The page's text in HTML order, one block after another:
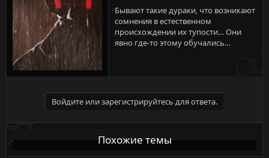
Бывают такие дураки, что возникают
сомнения в естественном
происхождении их тупости… Они
явно где-то этому обучались…
Войдите или зарегистрируйтесь для ответа.
Похожие темы